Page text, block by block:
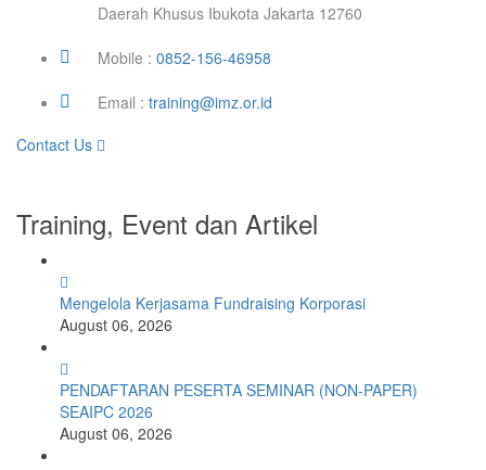
Daerah Khusus Ibukota Jakarta 12760
Mobile : 0852-156-46958
Email : training@imz.or.id
Contact Us
Training, Event dan Artikel
Mengelola Kerjasama Fundraising Korporasi
August 06, 2026
PENDAFTARAN PESERTA SEMINAR (NON-PAPER)
SEAIPC 2026
August 06, 2026